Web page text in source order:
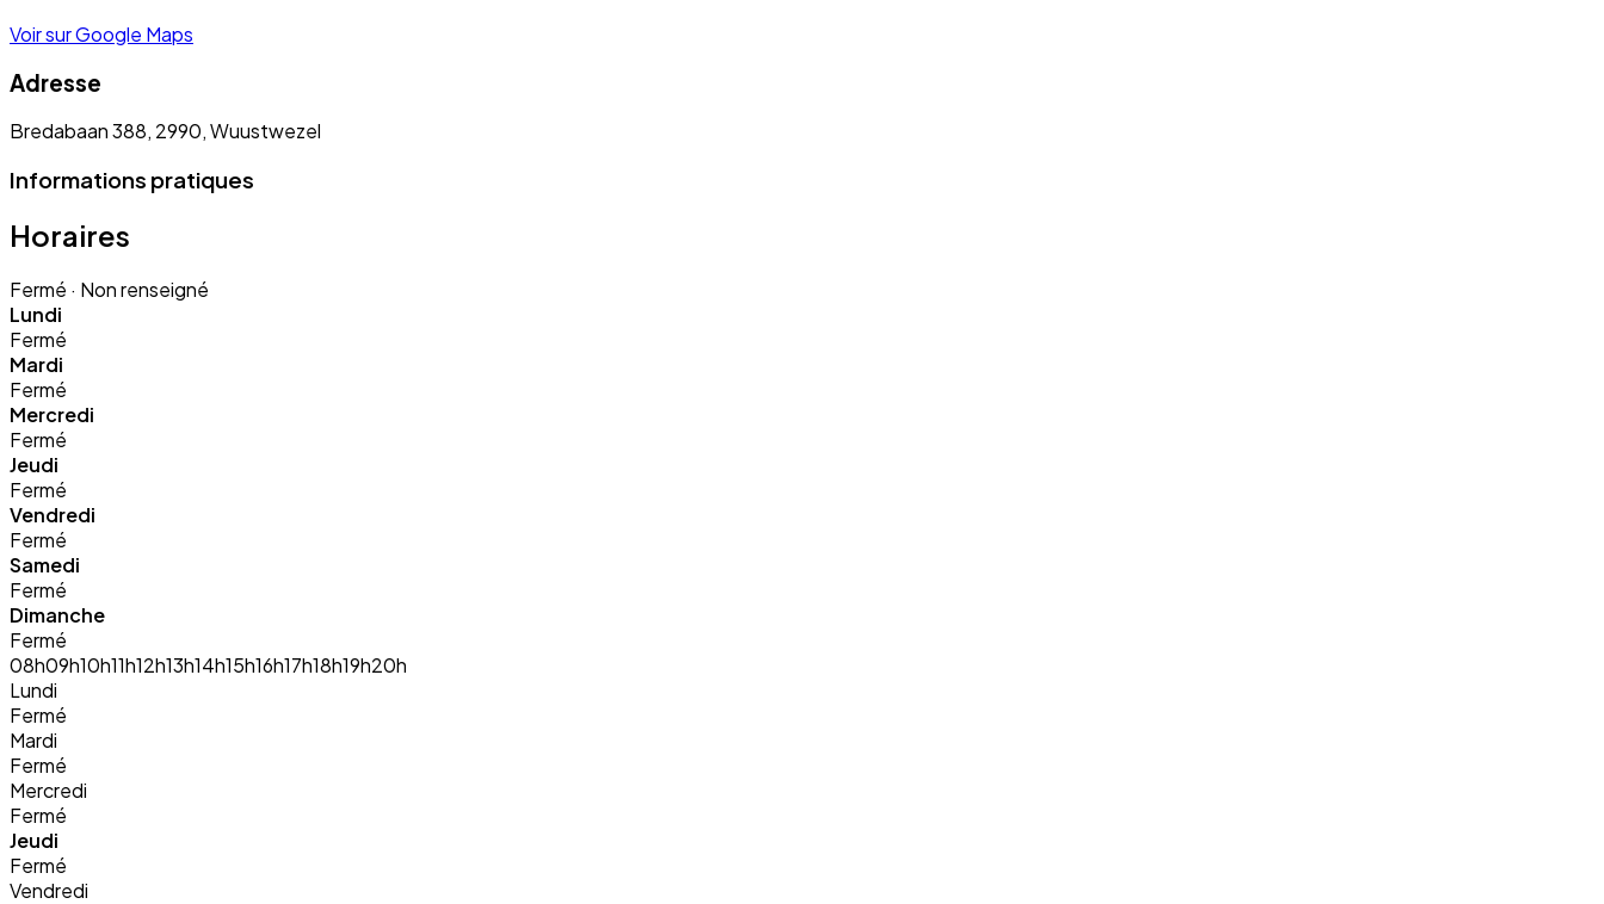
Voir sur Google Maps
Adresse
Bredabaan 388, 2990, Wuustwezel
Informations pratiques
Horaires
Fermé · Non renseigné
Lundi
Fermé
Mardi
Fermé
Mercredi
Fermé
Jeudi
Fermé
Vendredi
Fermé
Samedi
Fermé
Dimanche
Fermé
08h09h10h11h12h13h14h15h16h17h18h19h20h
Lundi
Fermé
Mardi
Fermé
Mercredi
Fermé
Jeudi
Fermé
Vendredi